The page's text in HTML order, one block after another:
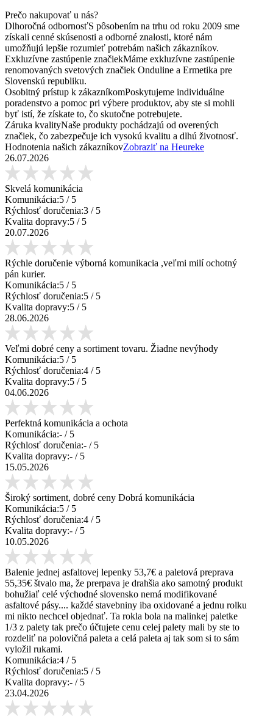
Prečo nakupovať u nás?
Dlhoročná odbornosťS pôsobením na trhu od roku 2009 sme
získali cenné skúsenosti a odborné znalosti, ktoré nám
umožňujú lepšie rozumieť potrebám našich zákazníkov.
Exkluzívne zastúpenie značiekMáme exkluzívne zastúpenie
renomovaných svetových značiek Onduline a Ermetika pre
Slovenskú republiku.
Osobitný prístup k zákazníkomPoskytujeme individuálne
poradenstvo a pomoc pri výbere produktov, aby ste si mohli
byť istí, že získate to, čo skutočne potrebujete.
Záruka kvalityNaše produkty pochádzajú od overených
značiek, čo zabezpečuje ich vysokú kvalitu a dlhú životnosť.
Hodnotenia našich zákazníkovZobraziť na Heureke
26.07.2026
Skvelá komunikácia
Komunikácia:5 / 5
Rýchlosť doručenia:3 / 5
Kvalita dopravy:5 / 5
20.07.2026
Rýchle doručenie výborná komunikacia ,veľmi milí ochotný
pán kurier.
Komunikácia:5 / 5
Rýchlosť doručenia:5 / 5
Kvalita dopravy:5 / 5
28.06.2026
Veľmi dobré ceny a sortiment tovaru. Žiadne nevýhody
Komunikácia:5 / 5
Rýchlosť doručenia:4 / 5
Kvalita dopravy:5 / 5
04.06.2026
Perfektná komunikácia a ochota
Komunikácia:- / 5
Rýchlosť doručenia:- / 5
Kvalita dopravy:- / 5
15.05.2026
Široký sortiment, dobré ceny Dobrá komunikácia
Komunikácia:5 / 5
Rýchlosť doručenia:4 / 5
Kvalita dopravy:- / 5
10.05.2026
Balenie jednej asfaltovej lepenky 53,7€ a paletová preprava
55,35€ štvalo ma, že prerpava je drahšia ako samotný produkt
bohužiaľ celé východné slovensko nemá modifikované
asfaltové pásy.... každé stavebniny iba oxidované a jednu rolku
mi nikto nechcel objednať. Ta rokla bola na malinkej paletke
1/3 z palety tak prečo účtujete cenu celej palety mali by ste to
rozdeliť na polovičná paleta a celá paleta aj tak som si to sám
vyložil rukami.
Komunikácia:4 / 5
Rýchlosť doručenia:5 / 5
Kvalita dopravy:- / 5
23.04.2026